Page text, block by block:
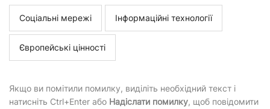
Соціальні мережі Інформаційні технології
Європейські цінності
Якщо ви помітили помилку, виділіть необхідний текст і
натисніть Ctrl+Enter або Надіслати помилку, щоб повідомити